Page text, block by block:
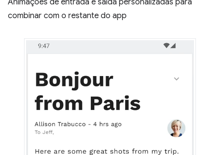
Animações de entrada e saída personalizadas para
combinar com o restante do app